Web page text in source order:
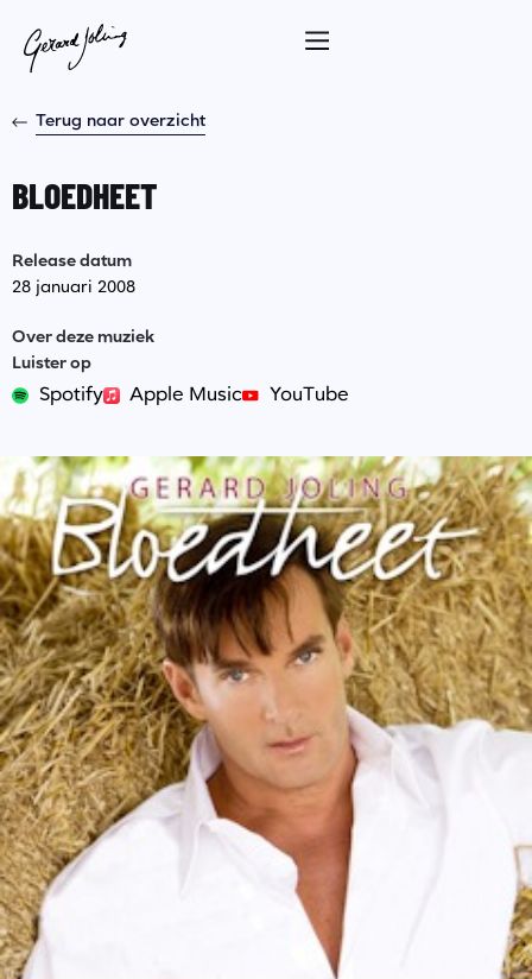
Terug naar overzicht
BLOEDHEET
Release datum
28 januari 2008
Over deze muziek
Luister op
Spotify Apple Music YouTube